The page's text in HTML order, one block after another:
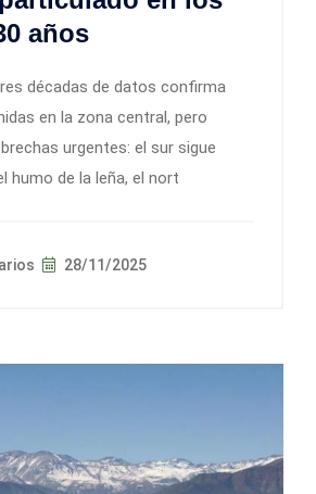
años
décadas de datos confirma
en la zona central, pero
urgentes: el sur sigue
humo de la leña, el nort
28/11/2025